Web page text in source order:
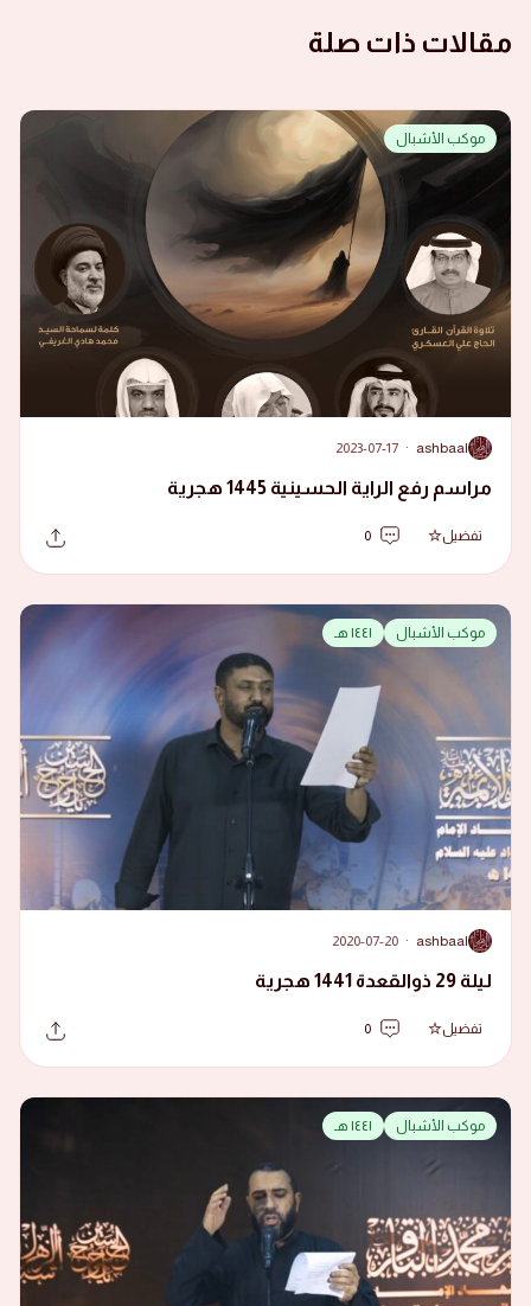
مقالات ذات صلة
موكب الأشبال
A
ashbaal
·
2023-07-17
مراسم رفع الراية الحسينية 1445 هجرية
تفضيل 0
موكب الأشبال ١٤٤١ هـ
A
ashbaal
·
2020-07-20
ليلة 29 ذوالقعدة 1441 هجرية
تفضيل 0
موكب الأشبال ١٤٤١ هـ